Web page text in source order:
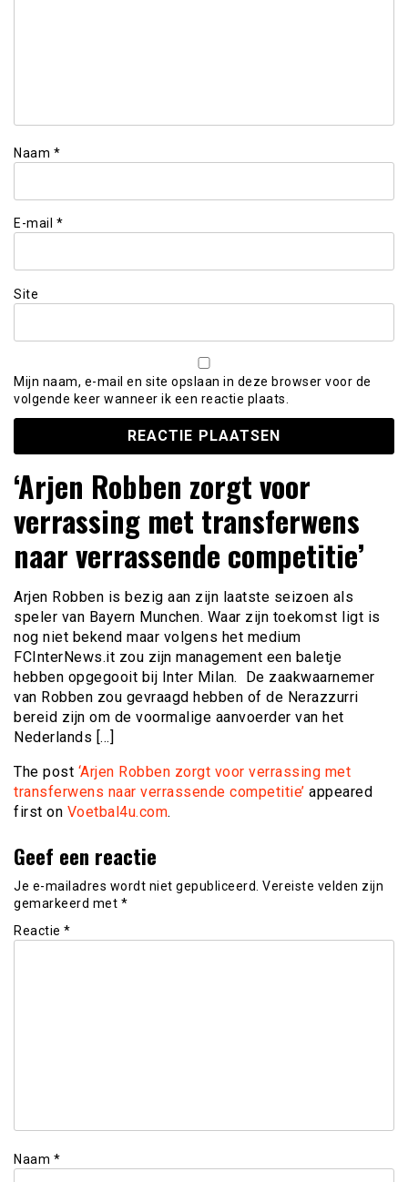
Naam *
E-mail *
Site
Mijn naam, e-mail en site opslaan in deze browser voor de
volgende keer wanneer ik een reactie plaats.
‘Arjen Robben zorgt voor
verrassing met transferwens
naar verrassende competitie’
Arjen Robben is bezig aan zijn laatste seizoen als
speler van Bayern Munchen. Waar zijn toekomst ligt is
nog niet bekend maar volgens het medium
FCInterNews.it zou zijn management een baletje
hebben opgegooit bij Inter Milan. De zaakwaarnemer
van Robben zou gevraagd hebben of de Nerazzurri
bereid zijn om de voormalige aanvoerder van het
Nederlands […]
The post ‘Arjen Robben zorgt voor verrassing met
transferwens naar verrassende competitie’ appeared
first on Voetbal4u.com.
Geef een reactie
Je e-mailadres wordt niet gepubliceerd. Vereiste velden zijn
gemarkeerd met *
Reactie *
Naam *